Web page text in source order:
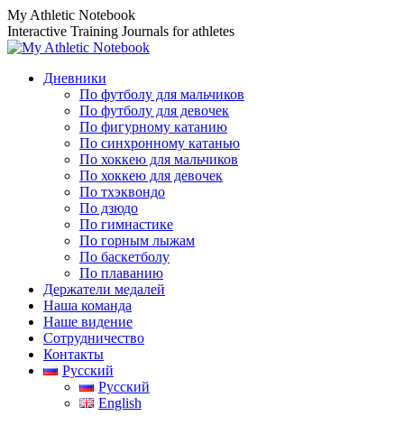
Перейти
к
содержанию
My Athletic Notebook
Interactive Training Journals for athletes
Дневники
По футболу для мальчиков
По футболу для девочек
По фигурному катанию
По синхронному катанью
По хоккею для мальчиков
По хоккею для девочек
По тхэквондо
По дзюдо
По гимнастике
По горным лыжам
По баскетболу
По плаванию
Держатели медалей
Наша команда
Наше видение
Сотрудничество
Контакты
Русский
Русский
English